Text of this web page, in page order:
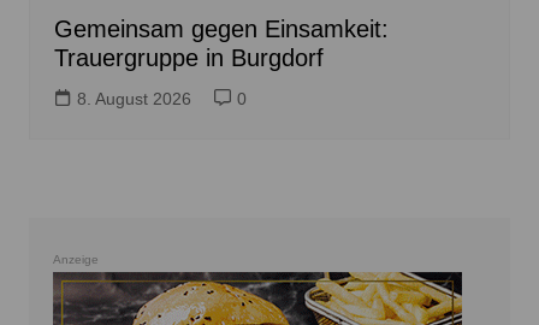
Gemeinsam gegen Einsamkeit:
Trauergruppe in Burgdorf
8. August 2026 0
Anzeige